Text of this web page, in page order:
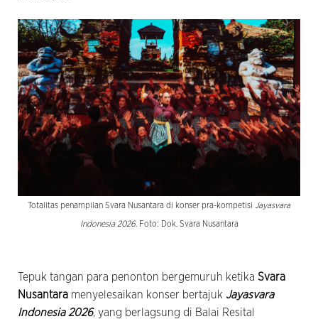
Totalitas penampilan Svara Nusantara di konser pra-kompetisi Jayasvara
Indonesia 2026. Foto: Dok. Svara Nusantara
Tepuk tangan para penonton bergemuruh ketika Svara
Nusantara menyelesaikan konser bertajuk Jayasvara
Indonesia 2026, yang berlagsung di Balai Resital